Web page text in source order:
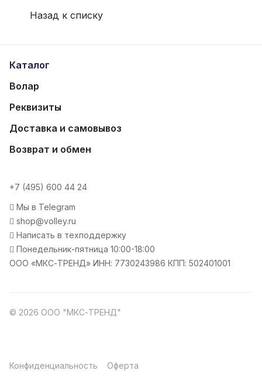
Назад к списку
Каталог
Волар
Реквизиты
Доставка и самовывоз
Возврат и обмен
+7 (495) 600 44 24
Мы в Telegram
shop@volley.ru
Написать в техподдержку
Понедельник-пятница 10:00-18:00
ООО «МКС-ТРЕНД» ИНН: 7730243986 КПП: 502401001
© 2026 ООО "МКС-ТРЕНД"
Конфиденциальность Оферта